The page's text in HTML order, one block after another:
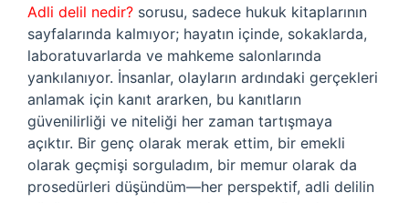
Adli delil nedir? sorusu, sadece hukuk kitaplarının
sayfalarında kalmıyor; hayatın içinde, sokaklarda,
laboratuvarlarda ve mahkeme salonlarında
yankılanıyor. İnsanlar, olayların ardındaki gerçekleri
anlamak için kanıt ararken, bu kanıtların
güvenilirliği ve niteliği her zaman tartışmaya
açıktır. Bir genç olarak merak ettim, bir emekli
olarak geçmişi sorguladım, bir memur olarak da
prosedürleri düşündüm—her perspektif, adli delilin